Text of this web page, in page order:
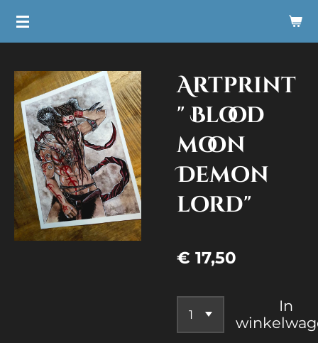
Ga
de
hoofdinhoud
Artprint
" Blood
moon
Demon
lord"
€ 17,50
In